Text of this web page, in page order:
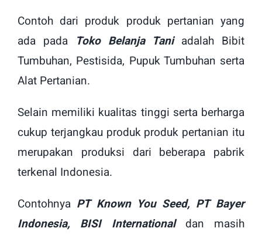
Contoh dari produk produk pertanian yang
ada pada Toko Belanja Tani adalah Bibit
Tumbuhan, Pestisida, Pupuk Tumbuhan serta
Alat Pertanian.
Selain memiliki kualitas tinggi serta berharga
cukup terjangkau produk produk pertanian itu
merupakan produksi dari beberapa pabrik
terkenal Indonesia.
Contohnya PT Known You Seed, PT Bayer
Indonesia, BISI International dan masih